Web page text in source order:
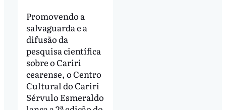
Promovendo a
salvaguarda e a
difusão da
pesquisa científica
sobre o Cariri
cearense, o Centro
Cultural do Cariri
Sérvulo Esmeraldo